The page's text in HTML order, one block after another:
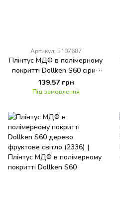
Артикул: 5107687
Плінтус МДФ в полімерному
покритті Dollken S60 сірий
(146 (1184))
139.57 грн
Під замовлення